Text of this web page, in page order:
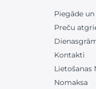
Piegāde un
Preču
Kontakti
Lietošanas
Nomaksa